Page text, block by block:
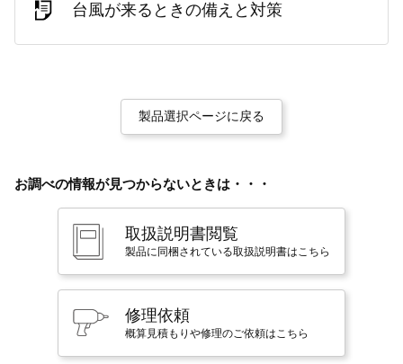
台風が来るときの備えと対策
製品選択ページに戻る
お調べの情報が見つからないときは・・・
取扱説明書閲覧
製品に同梱されている取扱説明書はこちら
修理依頼
概算見積もりや修理のご依頼はこちら